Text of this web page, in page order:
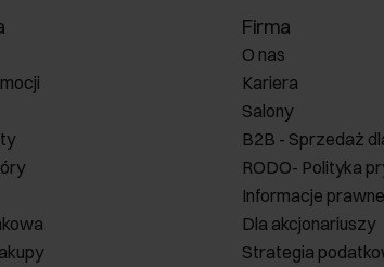
Firma
O nas
Kariera
Salony
B2B - Sprzedaż
RODO- Polityka
Informacje prawne
Dla akcjonariuszy
Strategia